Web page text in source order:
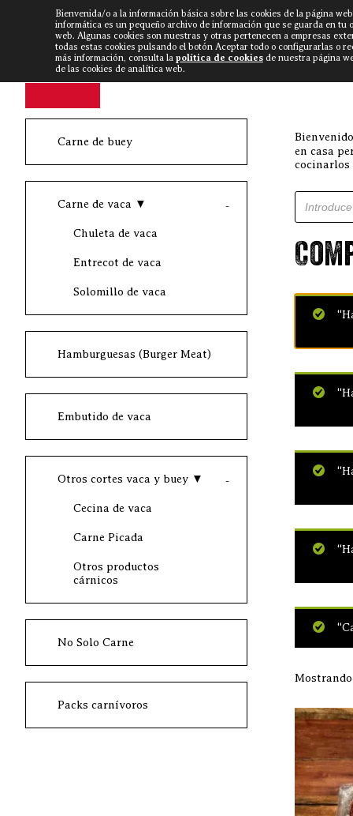
DISCARLUX▼ NOTICIAS VÍDEOS FISTERRA
Carne de buey
Carne de vaca ▼
Chuleta de vaca
Entrecot de vaca
Solomillo de vaca
Hamburguesas (Burger Meat)
Embutido de vaca
Otros cortes vaca y buey ▼
Cecina de vaca
Carne Picada
Otros productos
cárnicos
No Solo Carne
Packs carnívoros
en casa
cocinarlos
Búsqueda
Bienvenida/o a la información básica sobre las cookies de la página
informática es un pequeño archivo de información que se guarda en
web. Algunas cookies son nuestras y otras pertenecen a empresas
todas estas cookies pulsando el botón Aceptar todo o configurarlas o
más información, consulta la política de cookies de nuestra página
de las cookies de analítica web.